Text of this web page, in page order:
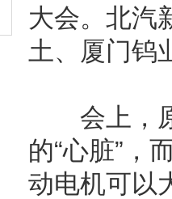
大会。北汽
土、厦门钨
会上，原
的“心脏”，
动电机可以